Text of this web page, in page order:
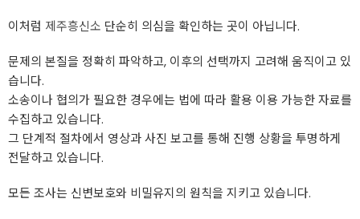
이처럼 제주흥신소 단순히 의심을 확인하는 곳이 아닙니다.
문제의 본질을 정확히 파악하고, 이후의 선택까지 고려해 움직이고 있
습니다.
소송이나 협의가 필요한 경우에는 법에 따라 활용 이용 가능한 자료를
수집하고 있습니다.
그 단계적 절차에서 영상과 사진 보고를 통해 진행 상황을 투명하게
전달하고 있습니다.
모든 조사는 신변보호와 비밀유지의 원칙을 지키고 있습니다.